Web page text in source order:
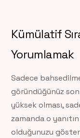
Kümülatif
Yorumlamak
Sadece
göründüğünüz son
yüksek olması,
zamanda o
olduğunuzu